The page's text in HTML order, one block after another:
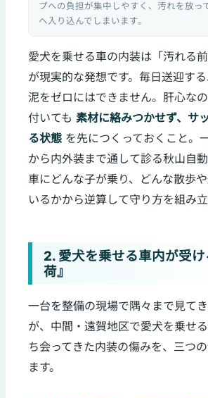
プへの負担が集中しやすく、汚れを放っ
へ入り込んでしまいます。
愛犬を乗せる車の内装は「汚れる
が現実的な発想です。毎日送迎す
泥をゼロにはできません。肝心な
付いても素材に絡みつかせず、サ
る状態 を先につくっておくこと。
から内外装まで通して診る秋山自
車にどんな子が乗り、どんな散歩
いるかから逆算して守り方を組み立
2. 愛犬を乗せる車内が受
荷』
一台を整備の現場で隅々まで見て
が、中間・遠賀地区で愛犬を乗せ
ち会ってきた内装の傷みを、三つ
ます。